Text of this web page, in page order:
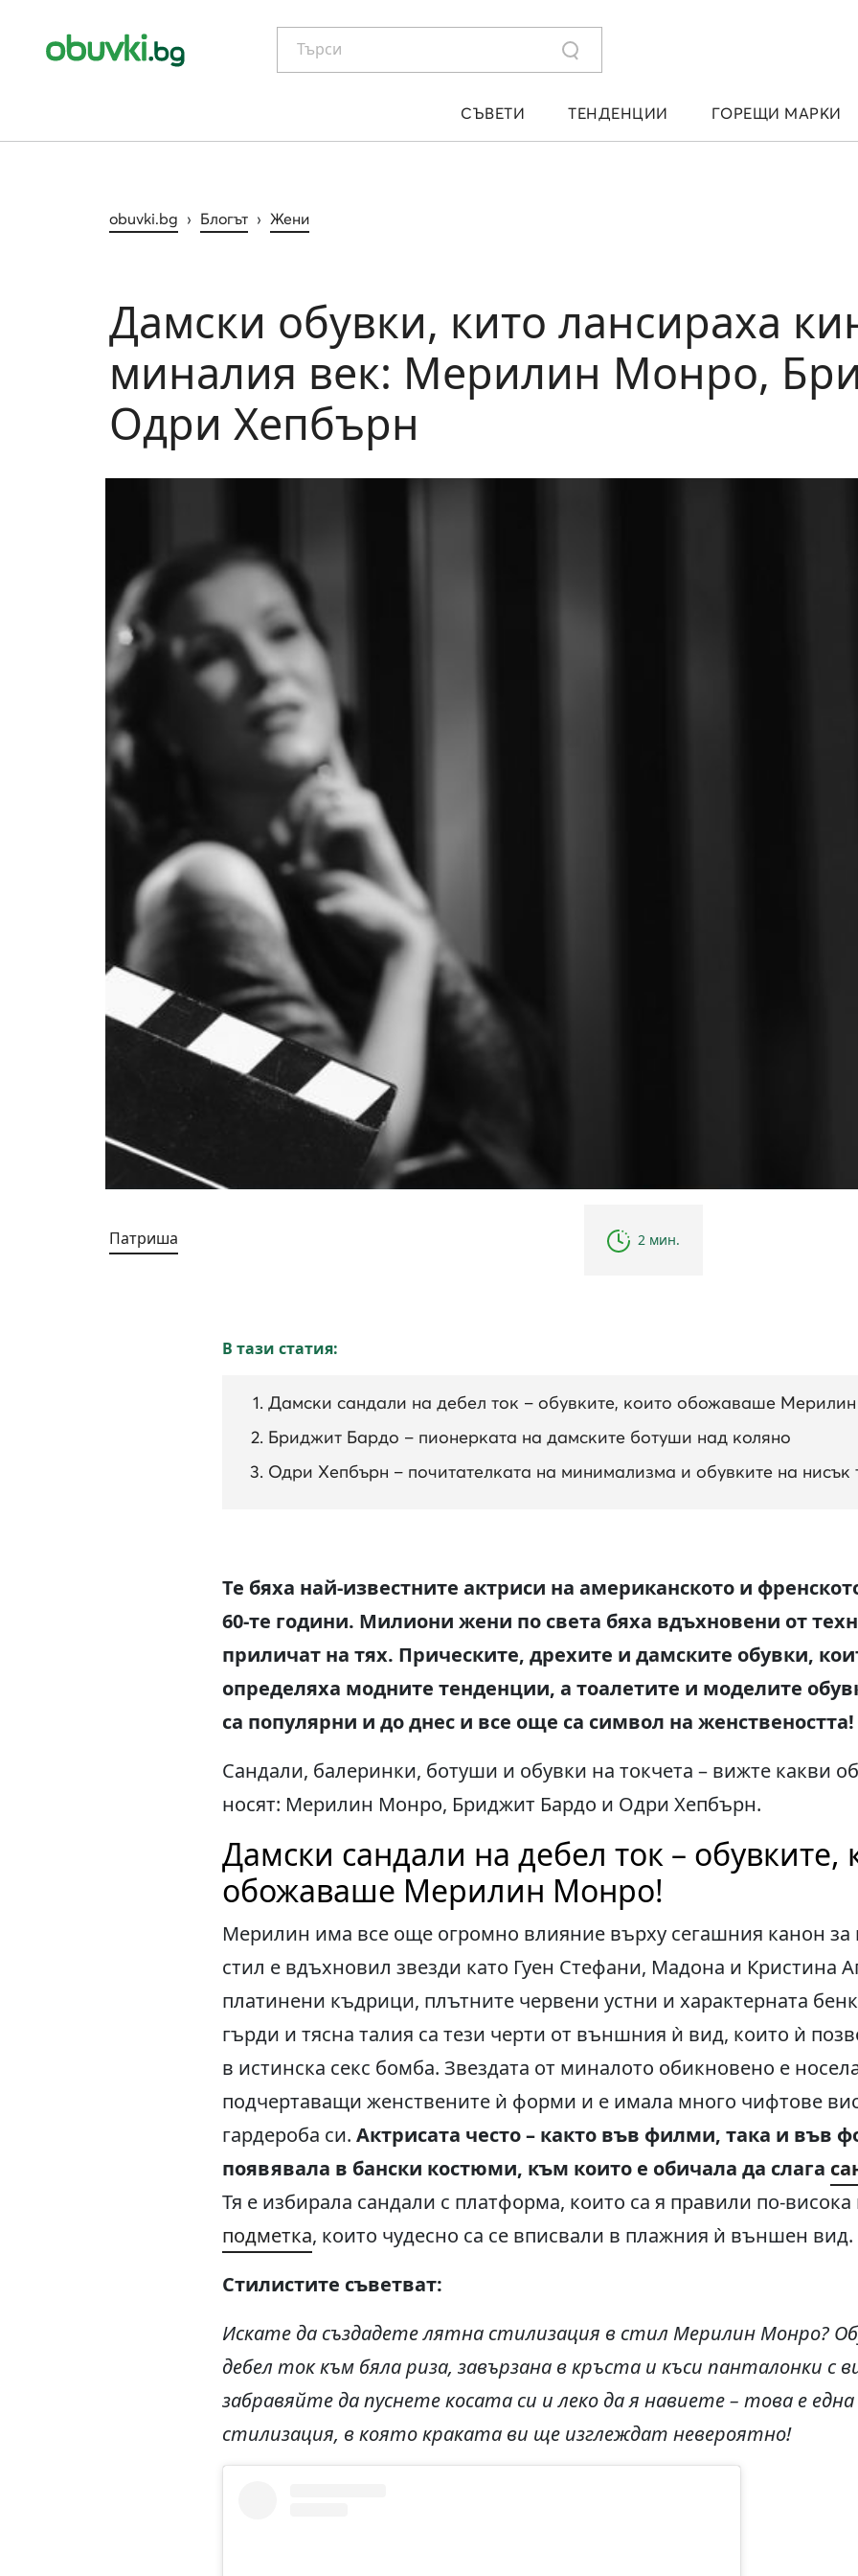
Търси
СЪВЕТИ ТЕНДЕНЦИИ ГОРЕЩИ МАРКИ
obuvki.bg › Блогът › Жени
Дамски обувки, кито лансираха
миналия век: Мерилин Монро,
Одри Хепбърн
Патриша 2 мин.
В тази статия:
Дамски сандали на дебел ток – обувките, които обожаваше
Бриджит Бардо – пионерката на дамските ботуши над коляно
Одри Хепбърн – почитателката на минимализма и обувките на нисък
Те бяха най-известните актриси на американското и
60-те години. Милиони жени по света бяха вдъхновени от
приличат на тях. Прическите, дрехите и дамските обувки,
определяха модните тенденции, а тоалетите и моделите
са популярни и до днес и все още са символ на женствеността!
Сандали, балеринки, ботуши и обувки на токчета – вижте какви
носят: Мерилин Монро, Бриджит Бардо и Одри Хепбърн.
Дамски сандали на дебел ток – обувките,
обожаваше Мерилин Монро!
Мерилин има все още огромно влияние върху сегашния канон за
стил е вдъхновил звезди като Гуен Стефани, Мадона и Кристина
платинени къдрици, плътните червени устни и характерната
гърди и тясна талия са тези черти от външния ѝ вид, които ѝ
в истинска секс бомба. Звездата от миналото обикновено е
подчертаващи женствените ѝ форми и е имала много чифтове
гардероба си. Актрисата често – както във филми, така и във
появявала в бански костюми, към които е обичала да слага
Тя е избирала сандали с платформа, които са я правили по-
подметка, които чудесно са се вписвали в плажния ѝ външен вид.
Стилистите съветват:
Искате да създадете лятна стилизация в стил Мерилин Монро?
дебел ток към бяла риза, завързана в кръста и къси панталонки с
забравяйте да пуснете косата си и леко да я навиете – това е
стилизация, в която краката ви ще изглеждат невероятно!